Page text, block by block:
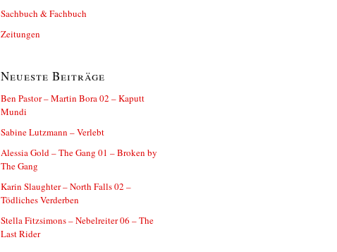
Sachbuch & Fachbuch
Zeitungen
Neueste Beiträge
Ben Pastor – Martin Bora 02 – Kaputt
Mundi
Sabine Lutzmann – Verlebt
Alessia Gold – The Gang 01 – Broken by
The Gang
Karin Slaughter – North Falls 02 –
Tödliches Verderben
Stella Fitzsimons – Nebelreiter 06 – The
Last Rider